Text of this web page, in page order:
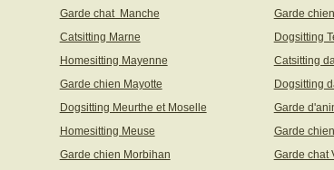
Garde chat Manche
Garde
Catsitting Marne
Dogsitting
Homesitting Mayenne
Catsitting
Garde chien Mayotte
Dogsitting
Dogsitting Meurthe et Moselle
Garde
Homesitting Meuse
Garde
Garde chien Morbihan Garde chat